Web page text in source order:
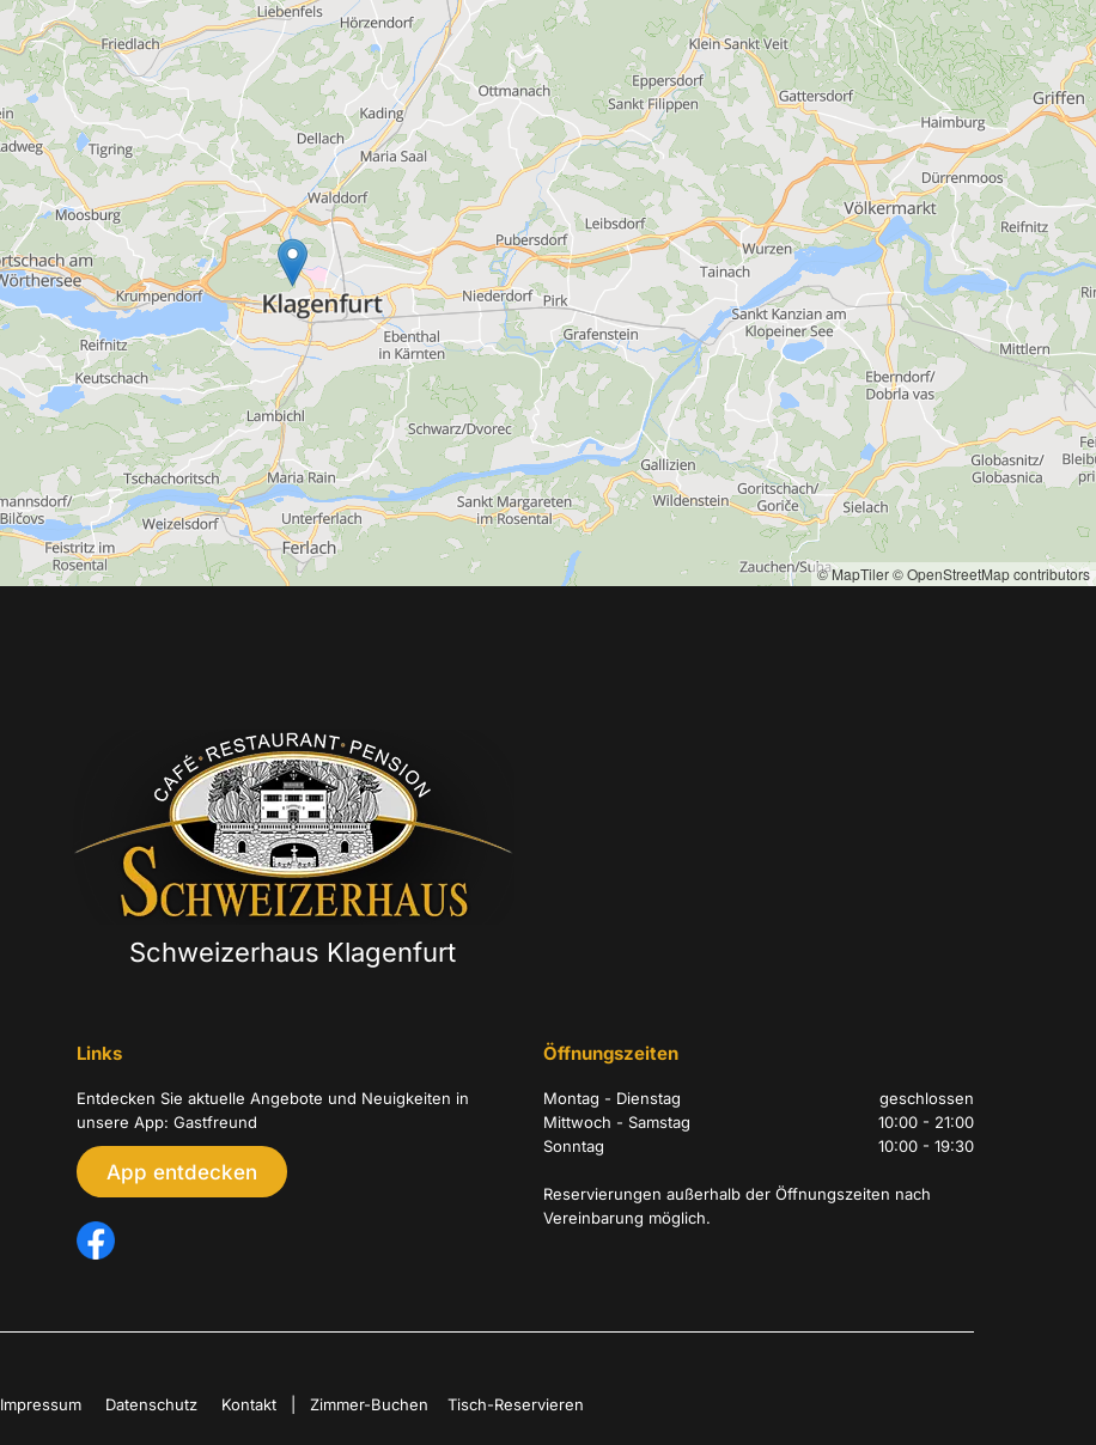
© MapTiler© OpenStreetMap contributors
Schweizerhaus Klagenfurt
Links
Entdecken Sie aktuelle Angebote und Neuigkeiten in
unsere App: Gastfreund
App entdecken
Öffnungszeiten
Montag - Dienstag
geschlossen
Mittwoch - Samstag
10:00 - 21:00
Sonntag
10:00 - 19:30
Reservierungen außerhalb der Öffnungszeiten nach
Vereinbarung möglich.
Impressum Datenschutz Kontakt Zimmer-Buchen Tisch-Reservieren